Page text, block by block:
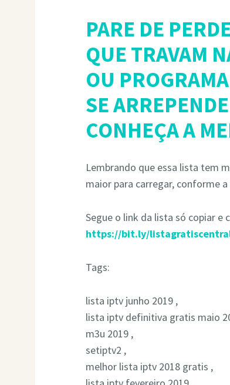
PARE DE
QUE TRAVAM
OU
SE
CONHEÇA A
Lembrando que essa lista tem
maior para carregar, conforme
Segue o link da lista só copiar e
https://bit.ly/
Tags:
lista iptv junho 2019 ,
lista iptv definitiva gratis maio
m3u 2019 ,
setiptv2 ,
melhor lista iptv 2018 gratis ,